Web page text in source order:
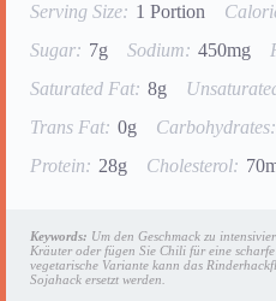
Serving Size: 1 Portion
Sugar: 7g Sodium: 450mg
Saturated Fat: 8g
Trans Fat: 0g Carbohydrates:
Protein: 28g Cholesterol:
Keywords: Um den Geschmack zu
Kräuter oder fügen Sie Chili für eine
vegetarische Variante kann das
Sojahack ersetzt werden.